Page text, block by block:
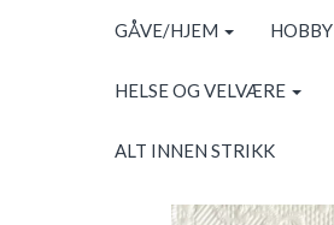
GÅVE/HJEM HOBBY
HELSE OG VELVÆRE
ALT INNEN STRIKK